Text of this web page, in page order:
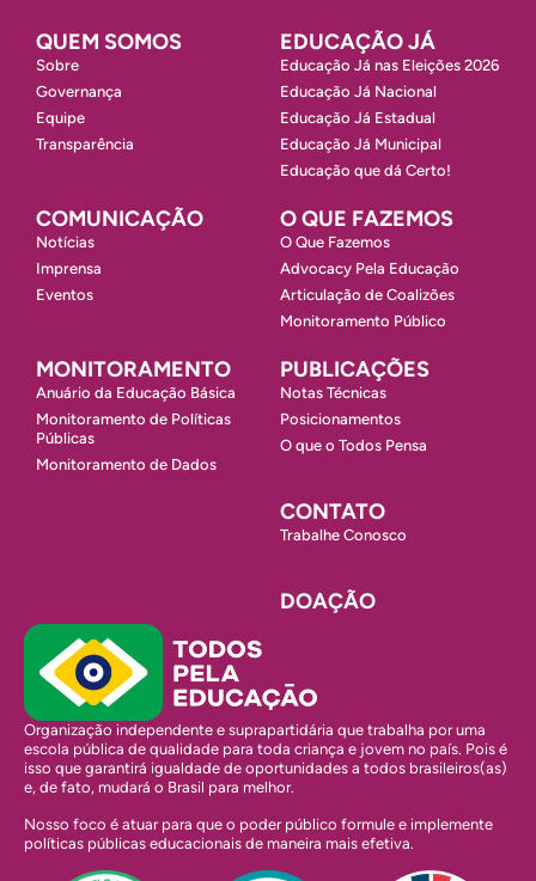
QUEM SOMOS
Sobre
Governança
Equipe
Transparência
EDUCAÇÃO JÁ
Educação Já nas Eleições 2026
Educação Já Nacional
Educação Já Estadual
Educação Já Municipal
Educação que dá Certo!
COMUNICAÇÃO
Notícias
Imprensa
Eventos
O QUE FAZEMOS
O Que Fazemos
Advocacy Pela Educação
Articulação de Coalizões
Monitoramento Público
MONITORAMENTO
Anuário da Educação Básica
Monitoramento de Políticas
Públicas
Monitoramento de Dados
PUBLICAÇÕES
Notas Técnicas
Posicionamentos
O que o Todos Pensa
CONTATO
Trabalhe Conosco
DOAÇÃO
Organização independente e suprapartidária que trabalha por uma
escola pública de qualidade para toda criança e jovem no país. Pois é
isso que garantirá igualdade de oportunidades a todos brasileiros(as)
e, de fato, mudará o Brasil para melhor.
Nosso foco é atuar para que o poder público formule e implemente
políticas públicas educacionais de maneira mais efetiva.